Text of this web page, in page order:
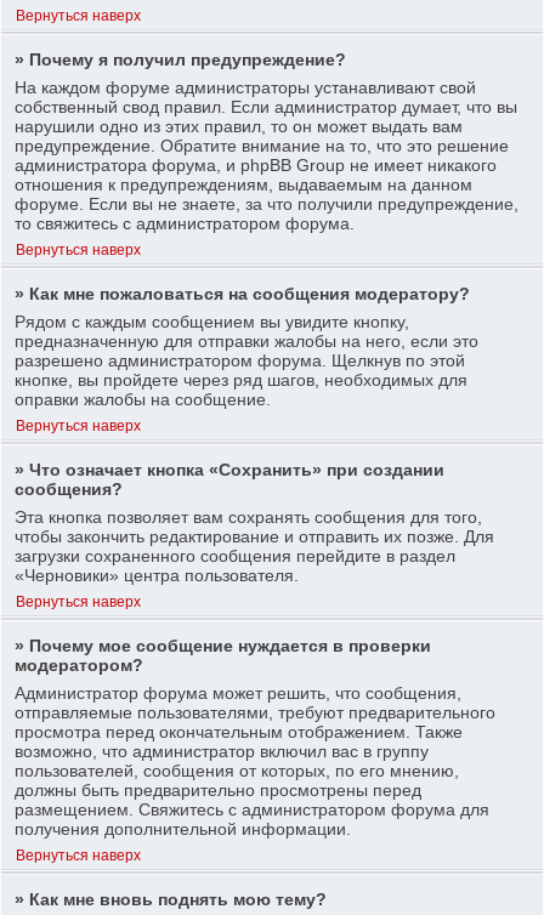
Вернуться наверх
» Почему я получил предупреждение?
На каждом форуме администраторы устанавливают свой
собственный свод правил. Если администратор думает, что вы
нарушили одно из этих правил, то он может выдать вам
предупреждение. Обратите внимание на то, что это решение
администратора форума, и phpBB Group не имеет никакого
отношения к предупреждениям, выдаваемым на данном
форуме. Если вы не знаете, за что получили предупреждение,
то свяжитесь с администратором форума.
Вернуться наверх
» Как мне пожаловаться на сообщения модератору?
Рядом с каждым сообщением вы увидите кнопку,
предназначенную для отправки жалобы на него, если это
разрешено администратором форума. Щелкнув по этой
кнопке, вы пройдете через ряд шагов, необходимых для
оправки жалобы на сообщение.
Вернуться наверх
» Что означает кнопка «Сохранить» при создании
сообщения?
Эта кнопка позволяет вам сохранять сообщения для того,
чтобы закончить редактирование и отправить их позже. Для
загрузки сохраненного сообщения перейдите в раздел
«Черновики» центра пользователя.
Вернуться наверх
» Почему мое сообщение нуждается в проверки
модератором?
Администратор форума может решить, что сообщения,
отправляемые пользователями, требуют предварительного
просмотра перед окончательным отображением. Также
возможно, что администратор включил вас в группу
пользователей, сообщения от которых, по его мнению,
должны быть предварительно просмотрены перед
размещением. Свяжитесь с администратором форума для
получения дополнительной информации.
Вернуться наверх
» Как мне вновь поднять мою тему?